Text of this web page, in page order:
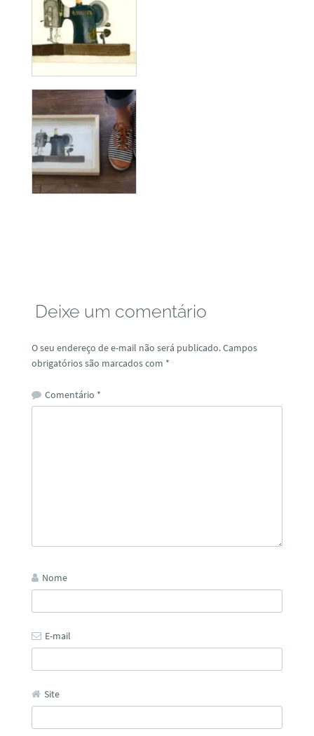
Deixe um comentário
O seu endereço de e-mail não será publicado.Campos
obrigatórios são marcados com *
Comentário *
Nome
E-mail
Site